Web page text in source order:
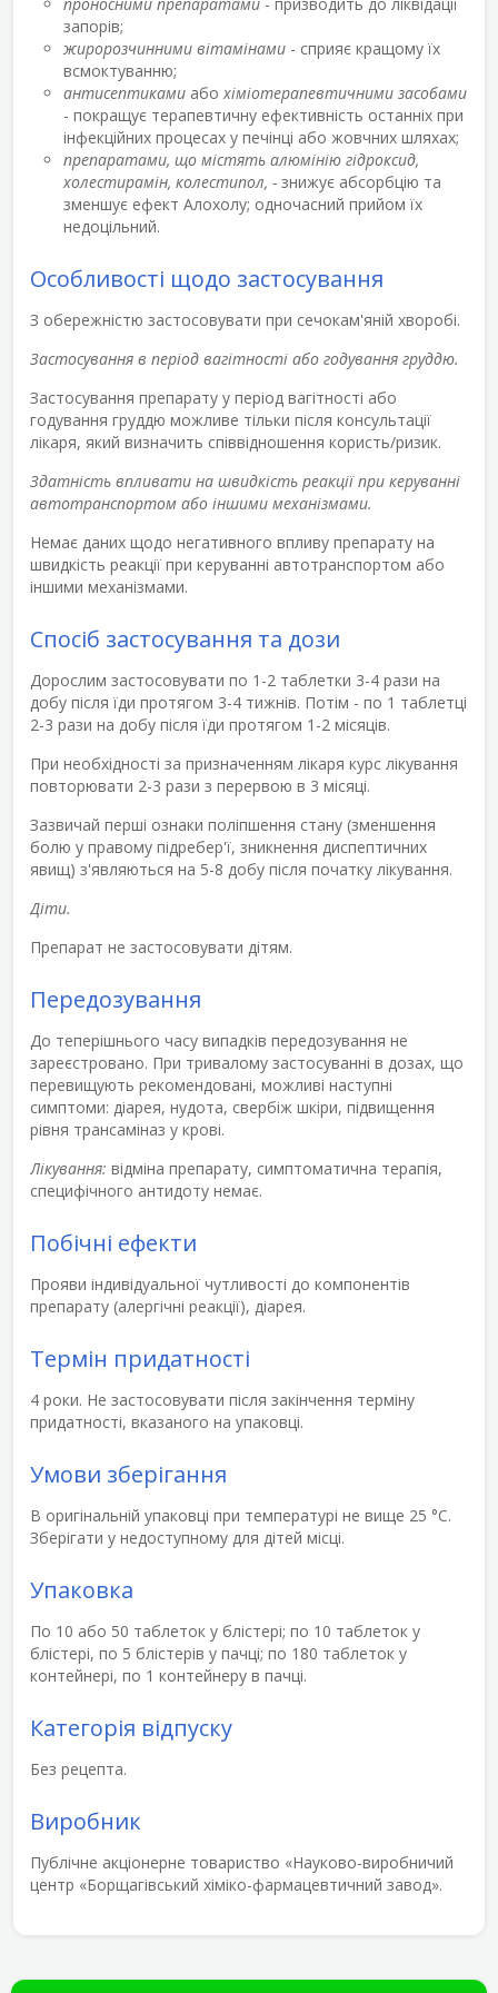
запорів;
жиророзчинними вітамінами - сприяє кращому їх
всмоктуванню;
антисептиками абохіміотерапевтичними засобами
- покращує терапевтичну ефективність останніх при
інфекційних процесах у печінці або жовчних шляхах;
препаратами, що містять алюмінію гідроксид,
холестирамін, колестипол, - знижує абсорбцію та
зменшує ефект Алохолу; одночасний прийом їх
недоцільний.
Особливості щодо застосування
З обережністю застосовувати при сечокам'яній хворобі.
Застосування в період вагітності або годування груддю.
Застосування препарату у період вагітності або
годування груддю можливе тільки після консультації
лікаря, який визначить співвідношення користь/ризик.
Здатність впливати на швидкість реакції при керуванні
автотранспортом або іншими механізмами.
Немає даних щодо негативного впливу препарату на
швидкість реакції при керуванні автотранспортом або
іншими механізмами.
Спосіб застосування та дози
Дорослим застосовувати по 1-2 таблетки 3-4 рази на
добу після їди протягом 3-4 тижнів. Потім - по 1 таблетці
2-3 рази на добу після їди протягом 1-2 місяців.
При необхідності за призначенням лікаря курс лікування
повторювати 2-3 рази з перервою в 3 місяці.
Зазвичай перші ознаки поліпшення стану (зменшення
болю у правому підребер'ї, зникнення диспептичних
явищ) з'являються на 5-8 добу після початку лікування.
Діти.
Препарат не застосовувати дітям.
Передозування
До теперішнього часу випадків передозування не
зареєстровано. При тривалому застосуванні в дозах, що
перевищують рекомендовані, можливі наступні
симптоми: діарея, нудота, свербіж шкіри, підвищення
рівня трансаміназ у крові.
Лікування: відміна препарату, симптоматична терапія,
специфічного антидоту немає.
Побічні ефекти
Прояви індивідуальної чутливості до компонентів
препарату (алергічні реакції), діарея.
Термін придатності
4 роки. Не застосовувати після закінчення терміну
придатності, вказаного на упаковці.
Умови зберігання
В оригінальній упаковці при температурі не вище 25 °С.
Зберігати у недоступному для дітей місці.
Упаковка
По 10 або 50 таблеток у блістері; по 10 таблеток у
блістері, по 5 блістерів у пачці; по 180 таблеток у
контейнері, по 1 контейнеру в пачці.
Категорія відпуску
Без рецепта.
Виробник
Публічне акціонерне товариство «Науково-виробничий
центр «Борщагівський хіміко-фармацевтичний завод».